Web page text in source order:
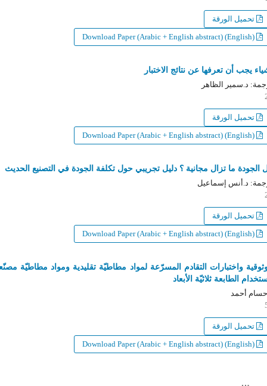
تحميل الورقة
Download Paper (Arabic + English abstract) (English)
يجب أن تعرفها عن نتائج الاختبار
د.سمير الظاهر
تحميل الورقة
Download Paper (Arabic + English abstract) (English)
ما تزال مجانية ؟ دليل تجريبي حول تكلفة الجودة في التصنيع الحديث
د.أنس إسماعيل
تحميل الورقة
Download Paper (Arabic + English abstract) (English)
واختبارات التقادم المسرّعة لمواد مطاطيّة تقليدية ومواد مطاطيّة مصنّعة
الطابعة ثلاثيّة الأبعاد
أحمد
تحميل الورقة
Download Paper (Arabic + English abstract) (English)